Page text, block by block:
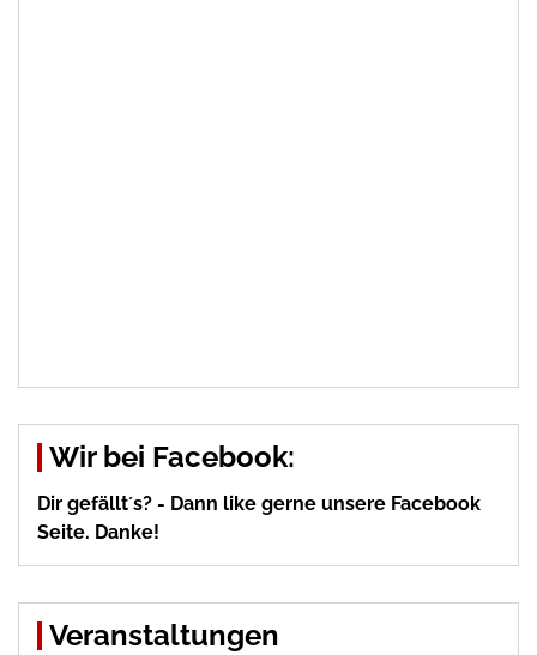
Wir bei Facebook:
Dir gefällt´s? - Dann like gerne unsere Facebook
Seite. Danke!
Veranstaltungen